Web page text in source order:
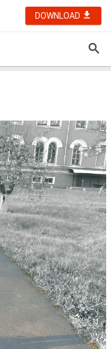
DOWNLOAD